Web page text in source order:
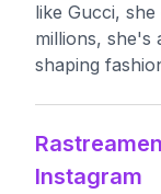
like Gucci,
millions, she's
shaping
Instagram